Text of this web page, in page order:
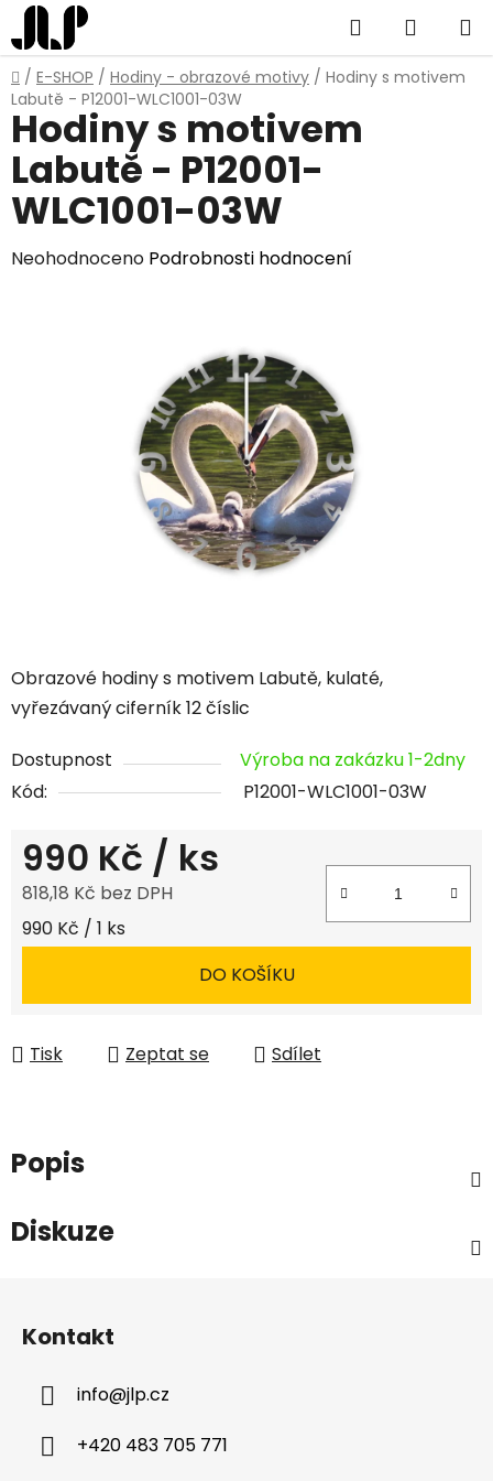
Přejít
na
obsah
Hledat
KOŠÍK
Domů
/ E-SHOP / Hodiny - obrazové motivy / Hodiny s motivem
Labutě - P12001-WLC1001-03W
Obrazové hodiny s motivem Labutě, kulaté,
vyřezávaný ciferník 12 číslic
Dostupnost
Výroba na zakázku 1-2dny
Kód:
P12001-WLC1001-03W
990 Kč / ks
818,18 Kč bez DPH
Měrná cena:
990 Kč / 1 ks
DO KOŠÍKU
Tisk Zeptat se Sdílet
Hodiny s motivem
Labutě - P12001-
WLC1001-03W
Průměrné
Neohodnoceno Podrobnosti hodnocení
Popis
Diskuze
Kontakt
info@jlp.cz
+420 483 705 771